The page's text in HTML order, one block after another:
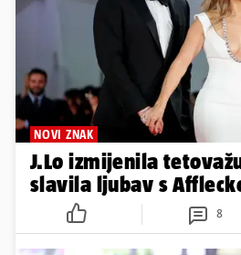
NOVI ZNAK
J.Lo izmijenila
slavila ljubav s
8